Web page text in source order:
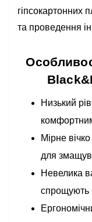
гіпсокартонних
та проведення
Низький
Мірне
для
Невелика
спрощують